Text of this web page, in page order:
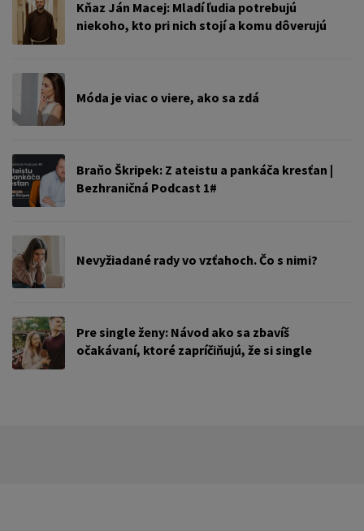
Kňaz Ján Macej: Mladí ľudia potrebujú
niekoho, kto pri nich stojí a komu dôverujú
Móda je viac o viere, ako sa zdá
Braňo Škripek: Z ateistu a pankáča kresťan |
Bezhraničná Podcast 1#
Nevyžiadané rady vo vzťahoch. Čo s nimi?
Pre single ženy: Návod ako sa zbavíš
očakávaní, ktoré zapríčiňujú, že si single